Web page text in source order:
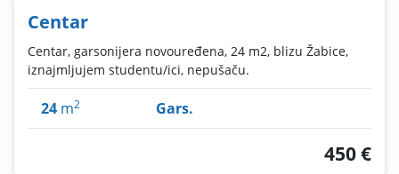
Centar
Centar, garsonijera novouređena, 24 m2, blizu Žabice,
iznajmljujem studentu/ici, nepušaču.
24 m2 Gars.
450 €